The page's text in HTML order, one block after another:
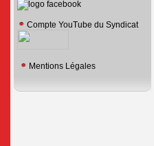
Compte YouTube du Syndicat
Mentions Légales